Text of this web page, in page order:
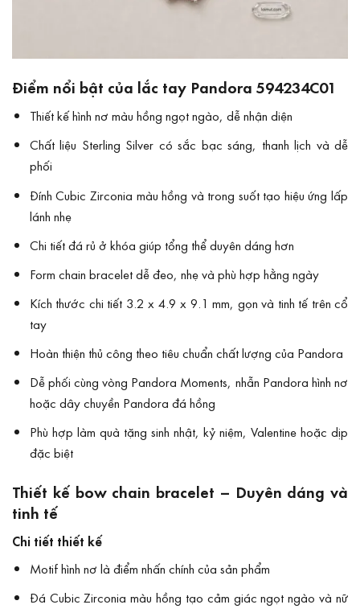
Điểm nổi bật của lắc tay Pandora 594234C01
Thiết kế hình nơ màu hồng ngọt ngào, dễ nhận diện
Chất liệu Sterling Silver có sắc bạc sáng, thanh lịch và dễ
phối
Đính Cubic Zirconia màu hồng và trong suốt tạo hiệu ứng lấp
lánh nhẹ
Chi tiết đá rủ ở khóa giúp tổng thể duyên dáng hơn
Form chain bracelet dễ đeo, nhẹ và phù hợp hằng ngày
Kích thước chi tiết 3.2 x 4.9 x 9.1 mm, gọn và tinh tế trên cổ
tay
Hoàn thiện thủ công theo tiêu chuẩn chất lượng của Pandora
Dễ phối cùng vòng Pandora Moments, nhẫn Pandora hình nơ
hoặc dây chuyền Pandora đá hồng
Phù hợp làm quà tặng sinh nhật, kỷ niệm, Valentine hoặc dịp
đặc biệt
Thiết kế bow chain bracelet – Duyên dáng và
tinh tế
Chi tiết thiết kế
Motif hình nơ là điểm nhấn chính của sản phẩm
Đá Cubic Zirconia màu hồng tạo cảm giác ngọt ngào và nữ